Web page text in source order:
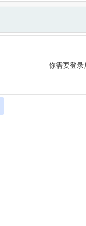
你需要登录